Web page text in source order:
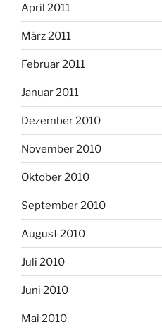
April 2011
März 2011
Februar 2011
Januar 2011
Dezember 2010
November 2010
Oktober 2010
September 2010
August 2010
Juli 2010
Juni 2010
Mai 2010